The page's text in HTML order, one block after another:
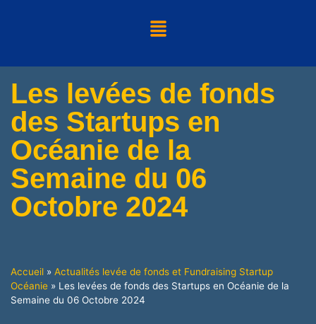
Les levées de fonds
des Startups en
Océanie de la
Semaine du 06
Octobre 2024
Accueil » Actualités levée de fonds et Fundraising Startup
Océanie » Les levées de fonds des Startups en Océanie de la
Semaine du 06 Octobre 2024